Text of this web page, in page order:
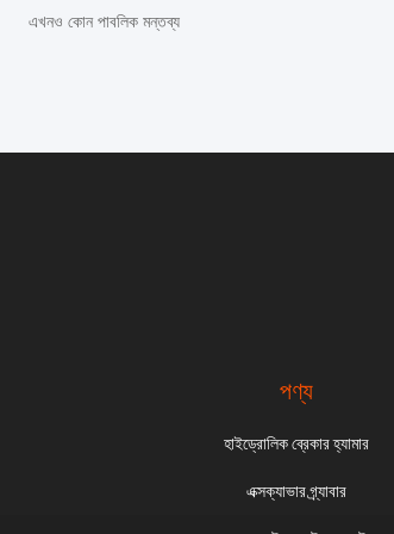
এখনও কোন পাবলিক মন্তব্য
পণ্য
হাইড্রোলিক ব্রেকার হ্যামার
এক্সক্যাভার গ্র্যাবার